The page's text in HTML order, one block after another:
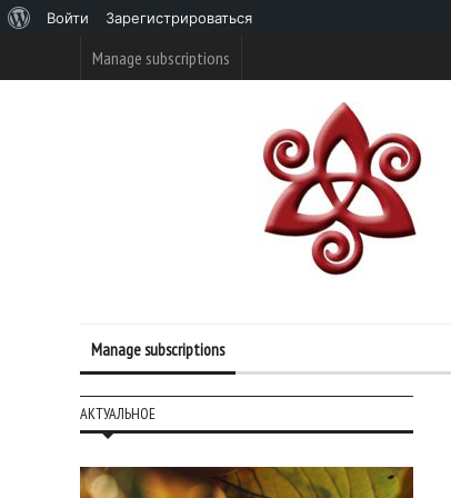
Manage subscriptions
Manage subscriptions
АКТУАЛЬНОЕ
WordPress
Войти Зарегистрироваться